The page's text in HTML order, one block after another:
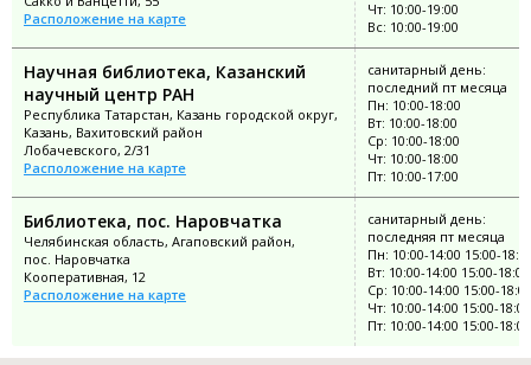
Расположение на карте
Чт: 10:00-19:00
Вс: 10:00-19:00
Научная библиотека, Казанский
научный центр РАН
Республика Татарстан, Казань городской округ,
Казань, Вахитовский район
Лобачевского, 2/31
Расположение на карте
санитарный день:
последний пт месяца
Пн: 10:00-18:00
Вт: 10:00-18:00
Ср: 10:00-18:00
Чт: 10:00-18:00
Пт: 10:00-17:00
Библиотека, пос. Наровчатка
Челябинская область, Агаповский район,
пос. Наровчатка
Кооперативная, 12
Расположение на карте
санитарный день:
последняя пт месяца
Пн: 10:00-14:00 15:00-
Вт: 10:00-14:00 15:00-18:00
Ср: 10:00-14:00 15:00-18:00
Чт: 10:00-14:00 15:00-18:00
Пт: 10:00-14:00 15:00-18:00